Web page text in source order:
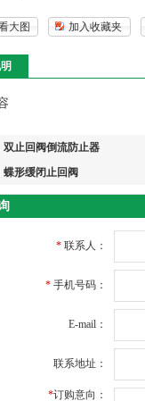
大图 加入收藏夹
双止回阀倒流防止器
蝶形缓闭止回阀
* 联系人：
* 手机号码：
E-mail：
联系地址：
*订购意向：